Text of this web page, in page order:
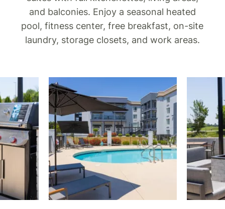
and balconies. Enjoy a seasonal heated
pool, fitness center, free breakfast, on-site
laundry, storage closets, and work areas.